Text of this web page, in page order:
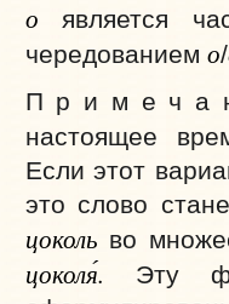
о является
чередованием о/
П р и м е ч а
настоящее
Если этот
это слово
цоколь во
цоколя́. Эту